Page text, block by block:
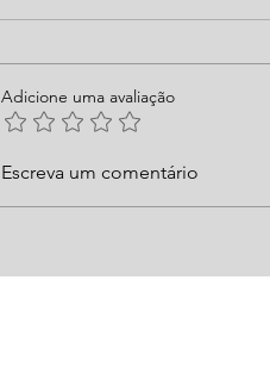
Adicione uma avaliação
Escreva um comentário